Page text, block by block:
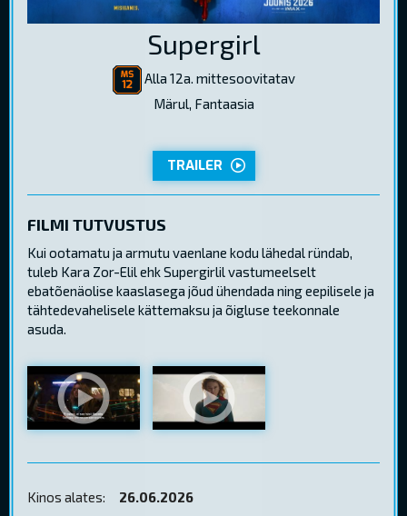
Supergirl
Alla 12a. mittesoovitatav
Märul, Fantaasia
TRAILER
FILMI TUTVUSTUS
Kui ootamatu ja armutu vaenlane kodu lähedal ründab,
tuleb Kara Zor-Elil ehk Supergirlil vastumeelselt
ebatõenäolise kaaslasega jõud ühendada ning eepilisele ja
tähtedevahelisele kättemaksu ja õigluse teekonnale
asuda.
Kinos alates:
26.06.2026